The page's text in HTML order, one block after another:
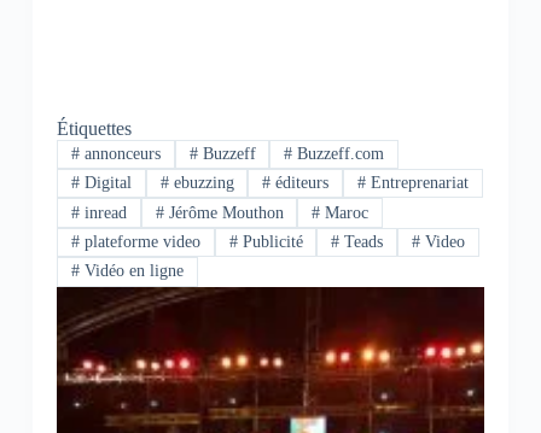
Étiquettes
#annonceurs #Buzzeff # Buzzeff.com
#Digital #ebuzzing # éditeurs # Entreprenariat
#inread #Jérôme Mouthon # Maroc
#plateforme video #Publicité # Teads # Video
#Vidéo en ligne